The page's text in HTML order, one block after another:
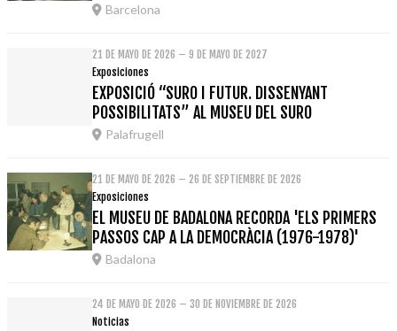
Barcelona
21 DE MAYO DE 2026 – 9 DE MAYO DE 2027
Exposiciones
EXPOSICIÓ “SURO I FUTUR. DISSENYANT
POSSIBILITATS” AL MUSEU DEL SURO
Palafrugell
21 DE MAYO DE 2026 – 26 DE SEPTIEMBRE DE 2026
Exposiciones
EL MUSEU DE BADALONA RECORDA 'ELS PRIMERS
PASSOS CAP A LA DEMOCRÀCIA (1976-1978)'
Badalona
24 DE MAYO DE 2026 – 30 DE NOVIEMBRE DE 2026
Noticias